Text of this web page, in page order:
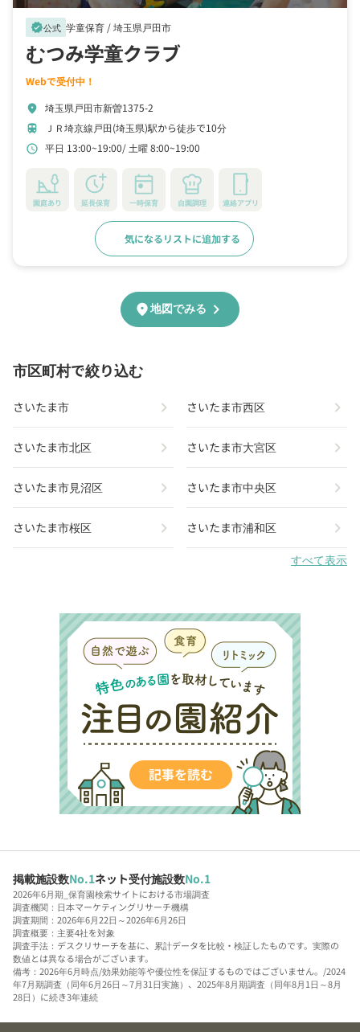
verified公式 学童保育 /埼玉県戸田市
むつみ学童クラブ
Webで受付中！
location_on 埼玉県戸田市新曽1375-2
train ＪＲ埼京線戸田(埼玉県)駅から徒歩で10分
schedule 平日 13:00~19:00 土曜 8:00~19:00
園庭あり 延長保育 一時保育 自園調理 連絡アプリ
気になるリストに追加する
location_on地図でみる chevron_right
市区町村で絞り込む
さいたま市 chevron_right さいたま市西区 chevron_right
さいたま市北区 chevron_right さいたま市大宮区 chevron_right
さいたま市見沼区 chevron_right さいたま市中央区 chevron_right
さいたま市桜区 chevron_right さいたま市浦和区 chevron_right
すべて表示
掲載施設数No.1ネット受付施設数No.1
2026年6月期_保育園検索サイトにおける市場調査
調査機関：日本マーケティングリサーチ機構
調査期間：2026年6月22日～2026年6月26日
調査概要：主要4社を対象
調査手法：デスクリサーチを基に、累計データを比較・検証したものです。実際の
数値とは異なる場合がございます。
備考：2026年6月時点/効果効能等や優位性を保証するものではございません。/2024
年7月期調査（同年6月26日～7月31日実施）、2025年8月期調査（同年8月1日～8月
28日）に続き3年連続